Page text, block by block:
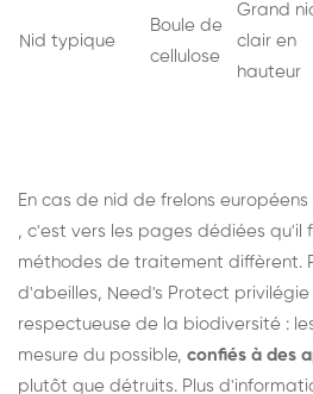
Nid typique
Boule de
cellulose
Grand
clair en
hauteur
En cas de nid de frelons européens
, c'est vers les pages dédiées qu'il
méthodes de traitement diffèrent.
d'abeilles, Need's Protect
respectueuse de la biodiversité :
mesure du possible, confiés à des
plutôt que détruits. Plus